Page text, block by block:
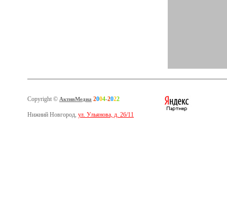
Copyright © АктивМедиа 2004-2022
Нижний Новгород, ул. Ульянова, д. 26/11